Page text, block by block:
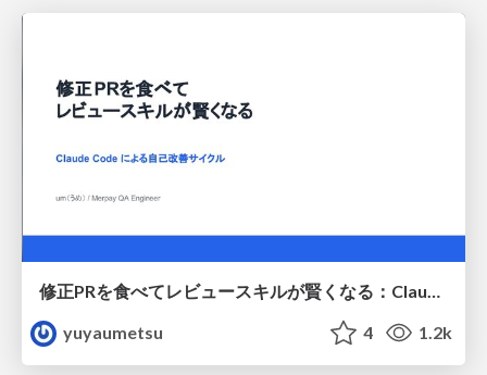
修正PRを食べてレビュースキルが賢くなる：Claude Codeによる自己改善サイクル
yuyaumetsu
4 1.2k